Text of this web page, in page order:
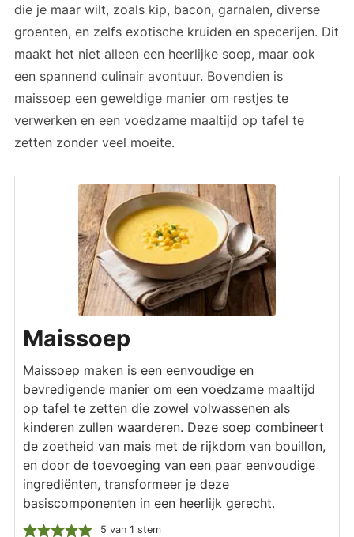
die je maar wilt, zoals kip, bacon, garnalen, diverse
groenten, en zelfs exotische kruiden en specerijen. Dit
maakt het niet alleen een heerlijke soep, maar ook
een spannend culinair avontuur. Bovendien is
maissoep een geweldige manier om restjes te
verwerken en een voedzame maaltijd op tafel te
zetten zonder veel moeite.
Maissoep
Maissoep maken is een eenvoudige en
bevredigende manier om een voedzame maaltijd
op tafel te zetten die zowel volwassenen als
kinderen zullen waarderen. Deze soep combineert
de zoetheid van mais met de rijkdom van bouillon,
en door de toevoeging van een paar eenvoudige
ingrediënten, transformeer je deze
basiscomponenten in een heerlijk gerecht.
5 van 1 stem